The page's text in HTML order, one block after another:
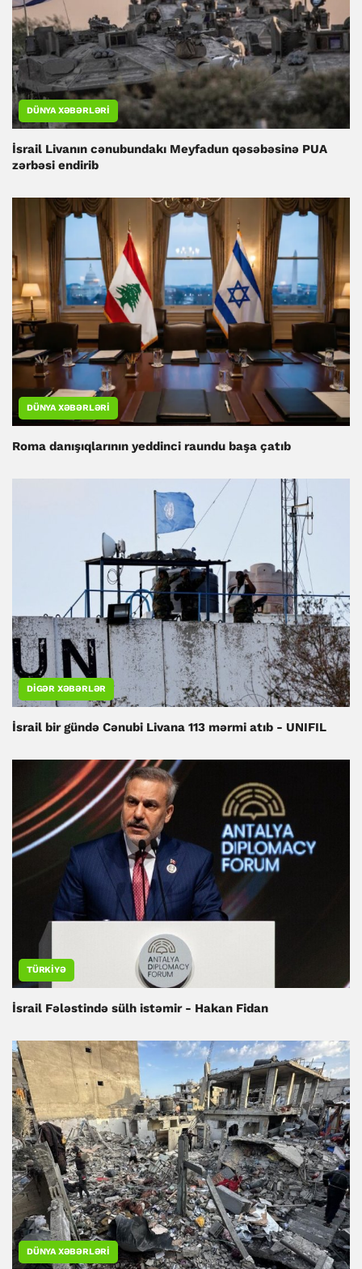
DÜNYA XƏBƏRLƏRI
İsrail Livanın cənubundakı Meyfadun qəsəbəsinə PUA
zərbəsi endirib
DÜNYA XƏBƏRLƏRI
Roma danışıqlarının yeddinci raundu başa çatıb
DIGƏR XƏBƏRLƏR
İsrail bir gündə Cənubi Livana 113 mərmi atıb - UNIFIL
TÜRKIYƏ
İsrail Fələstində sülh istəmir - Hakan Fidan
DÜNYA XƏBƏRLƏRI